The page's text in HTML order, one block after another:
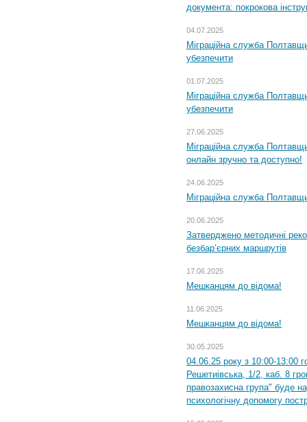
документа: покрокова
04.07.2025
Міграційна служба
убезпечити
01.07.2025
Міграційна служба
убезпечити
27.06.2025
Міграційна служба
онлайн зручно та доступно!
24.06.2025
Міграційна служба
20.06.2025
Затверджено методичні
безбар’єрних маршрутів
17.06.2025
Мешканцям до відома!
11.06.2025
Мешканцям до відома!
30.05.2025
04.06.25 року з 10:00-13:00
Решетиівська, 1/2, каб. 8
правозахисна група" буде
психологічну допомогу